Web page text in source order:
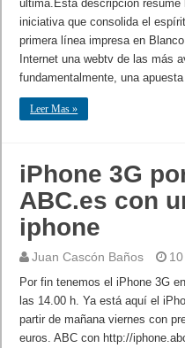
última.Esta descripción
iniciativa que consolida el
primera línea impresa en
Internet una webtv de las más
fundamentalmente, una
Leer Mas »
iPhone 3G
ABC.es con
iphone
Juan Cascón Baños
Por fin tenemos el iPhone 3G
las 14.00 h. Ya está aquí el
partir de mañana viernes con
euros. ABC con http://